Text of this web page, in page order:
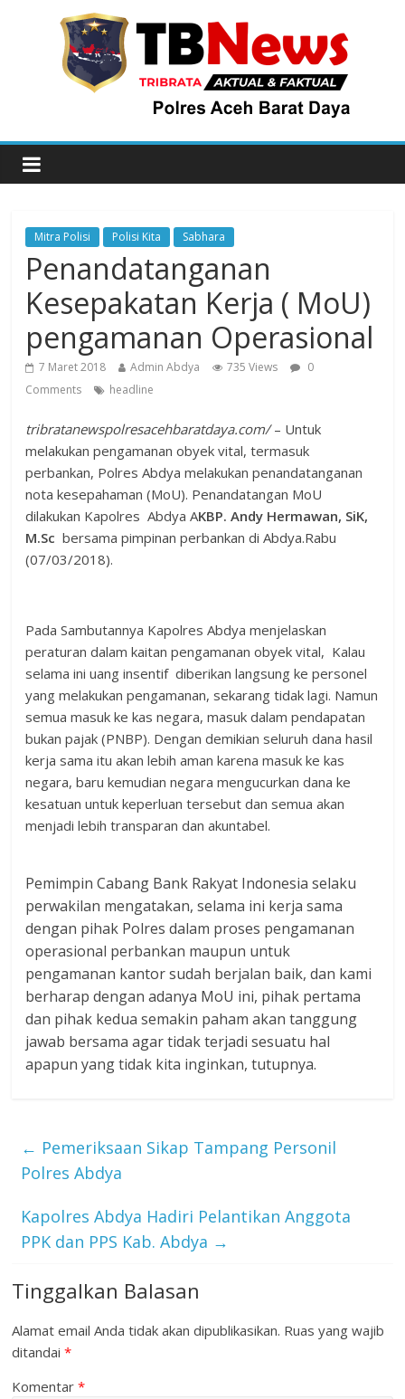
Mitra Polisi Polisi Kita Sabhara
Penandatanganan
Kesepakatan Kerja ( MoU)
pengamanan Operasional
7 Maret 2018 Admin Abdya 735 Views
0
Comments
headline
tribratanewspolresacehbaratdaya.com/– Untuk
melakukan pengamanan obyek vital, termasuk
perbankan, Polres Abdya melakukan penandatanganan
nota kesepahaman (MoU). Penandatangan MoU
dilakukan Kapolres Abdya AKBP. Andy Hermawan, SiK,
M.Sc bersama pimpinan perbankan di Abdya.Rabu
(07/03/2018).
Pada Sambutannya Kapolres Abdya menjelaskan
peraturan dalam kaitan pengamanan obyek vital, Kalau
selama ini uang insentif diberikan langsung ke personel
yang melakukan pengamanan, sekarang tidak lagi. Namun
semua masuk ke kas negara, masuk dalam pendapatan
bukan pajak (PNBP). Dengan demikian seluruh dana hasil
kerja sama itu akan lebih aman karena masuk ke kas
negara, baru kemudian negara mengucurkan dana ke
kesatuan untuk keperluan tersebut dan semua akan
menjadi lebih transparan dan akuntabel.
Pemimpin Cabang Bank Rakyat Indonesia selaku
perwakilan mengatakan, selama ini kerja sama
dengan pihak Polres dalam proses pengamanan
operasional perbankan maupun untuk
pengamanan kantor sudah berjalan baik, dan kami
berharap dengan adanya MoU ini, pihak pertama
dan pihak kedua semakin paham akan tanggung
jawab bersama agar tidak terjadi sesuatu hal
apapun yang tidak kita inginkan, tutupnya.
← Pemeriksaan Sikap Tampang Personil
Polres Abdya
Kapolres Abdya Hadiri Pelantikan Anggota
PPK dan PPS Kab. Abdya →
Tinggalkan Balasan
Alamat email Anda tidak akan dipublikasikan. Ruas yang wajib
ditandai*
Komentar*